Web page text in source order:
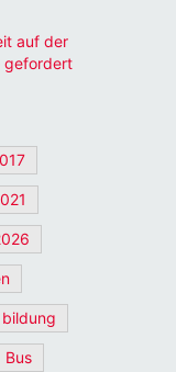
auf der
gefordert
bildung
Bus